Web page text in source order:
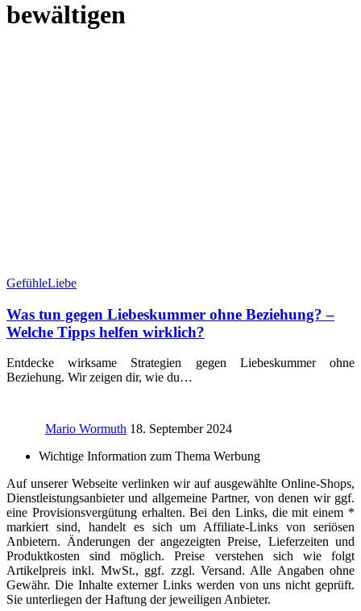
bewältigen
GefühleLiebe
Was tun gegen Liebeskummer ohne Beziehung? –
Welche Tipps helfen wirklich?
Entdecke wirksame Strategien gegen Liebeskummer ohne
Beziehung. Wir zeigen dir, wie du…
Mario Wormuth 18. September 2024
Wichtige Information zum Thema Werbung
Auf unserer Webseite verlinken wir auf ausgewählte Online-Shops,
Dienstleistungsanbieter und allgemeine Partner, von denen wir ggf.
eine Provisionsvergütung erhalten. Bei den Links, die mit einem *
markiert sind, handelt es sich um Affiliate-Links von seriösen
Anbietern. Änderungen der angezeigten Preise, Lieferzeiten und
Produktkosten sind möglich. Preise verstehen sich wie folgt
Artikelpreis inkl. MwSt., ggf. zzgl. Versand. Alle Angaben ohne
Gewähr. Die Inhalte externer Links werden von uns nicht geprüft.
Sie unterliegen der Haftung der jeweiligen Anbieter.